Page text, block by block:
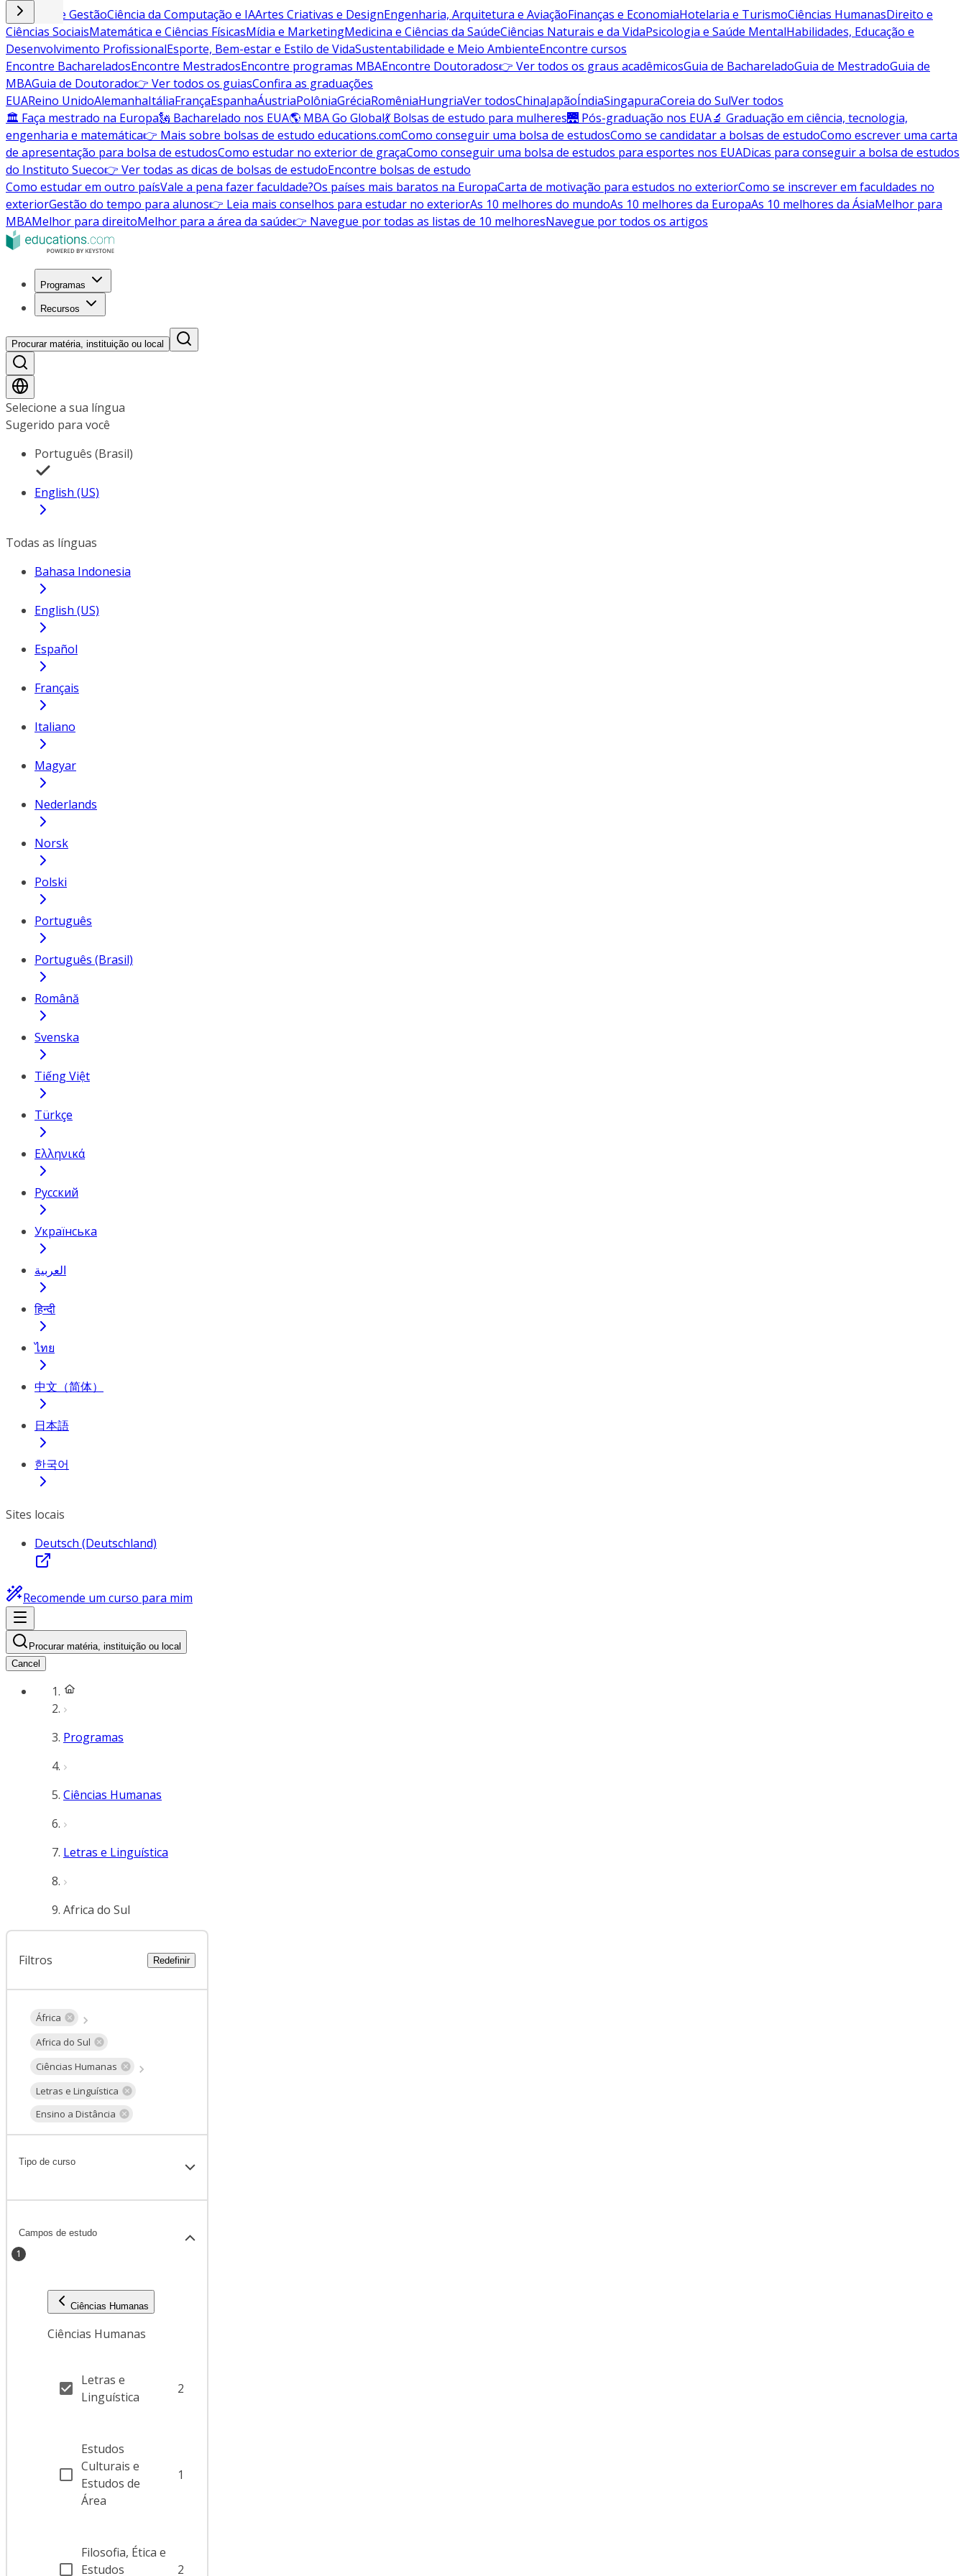
Negócios e GestãoCiência da Computação e IAArtes Criativas e DesignEngenharia, Arquitetura e AviaçãoFinanças e EconomiaHotelaria e TurismoCiências HumanasDireito e
Ciências SociaisMatemática e Ciências FísicasMídia e MarketingMedicina e Ciências da SaúdeCiências Naturais e da VidaPsicologia e Saúde MentalHabilidades, Educação e
Desenvolvimento ProfissionalEsporte, Bem-estar e Estilo de VidaSustentabilidade e Meio AmbienteEncontre cursos
Encontre BachareladosEncontre MestradosEncontre programas MBAEncontre Doutorados👉 Ver todos os graus acadêmicosGuia de BachareladoGuia de MestradoGuia de
MBAGuia de Doutorado👉 Ver todos os guiasConfira as graduações
EUAReino UnidoAlemanhaItáliaFrançaEspanhaÁustriaPolôniaGréciaRomêniaHungriaVer todosChinaJapãoÍndiaSingapuraCoreia do SulVer todos
🏛 Faça mestrado na Europa🗽 Bacharelado nos EUA🌎 MBA Go Global💃 Bolsas de estudo para mulheres🌉 Pós-graduação nos EUA🔬 Graduação em ciência, tecnologia,
engenharia e matemática👉 Mais sobre bolsas de estudo educations.comComo conseguir uma bolsa de estudosComo se candidatar a bolsas de estudoComo escrever uma carta
de apresentação para bolsa de estudosComo estudar no exterior de graçaComo conseguir uma bolsa de estudos para esportes nos EUADicas para conseguir a bolsa de estudos
do Instituto Sueco👉 Ver todas as dicas de bolsas de estudoEncontre bolsas de estudo
Como estudar em outro paísVale a pena fazer faculdade?Os países mais baratos na EuropaCarta de motivação para estudos no exteriorComo se inscrever em faculdades no
exteriorGestão do tempo para alunos👉 Leia mais conselhos para estudar no exteriorAs 10 melhores do mundoAs 10 melhores da EuropaAs 10 melhores da ÁsiaMelhor para
MBAMelhor para direitoMelhor para a área da saúde👉 Navegue por todas as listas de 10 melhoresNavegue por todos os artigos
Programas
Recursos
Procurar matéria, instituição ou local
Selecione a sua língua
Sugerido para você
Português (Brasil)
English (US)
Todas as línguas
Bahasa Indonesia
English (US)
Español
Français
Italiano
Magyar
Nederlands
Norsk
Polski
Português
Português (Brasil)
Română
Svenska
Tiếng Việt
Türkçe
Ελληνικά
Русский
Українська
العربية
हिन्दी
ไทย
中文（简体）
日本語
한국어
Sites locais
Deutsch (Deutschland)
Recomende um curso para mim
Procurar matéria, instituição ou local
Cancel
Programas
Ciências Humanas
Letras e Linguística
Africa do Sul
Filtros Redefinir
África
Africa do Sul
Ciências Humanas
Letras e Linguística
Ensino a Distância
Tipo de curso
Campos de estudo
1
Ciências Humanas
Ciências Humanas
Letras e
Linguística
2
Estudos
Culturais e
Estudos de
Área
1
Filosofia, Ética e
Estudos
2